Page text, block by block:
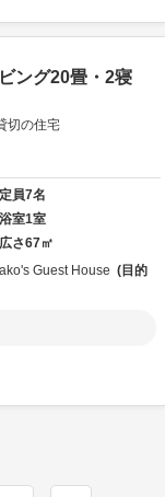
ング20畳・2寝
切の住宅
定員7名
浴室1室
広さ67㎡
Guest House
目的